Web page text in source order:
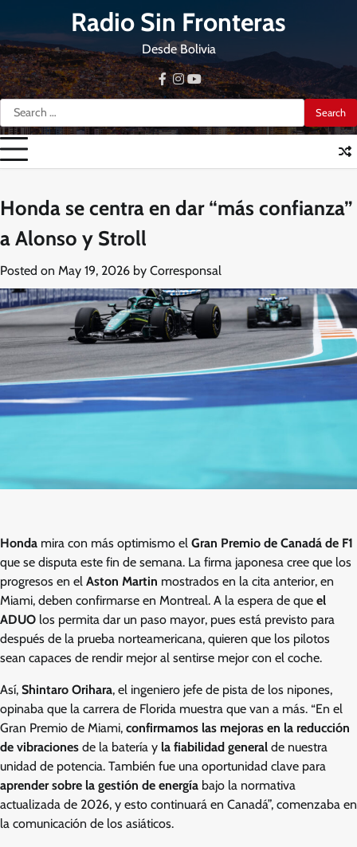
content
Radio Sin Fronteras
Desde Bolivia
Search
for:
facebook
instagram
youtube
Honda se centra en dar “más confianza”
a Alonso y Stroll
Posted on May 19, 2026 by Corresponsal
Honda mira con más optimismo el Gran Premio de Canadá de F1
que se disputa este fin de semana. La firma japonesa cree que los
progresos en el Aston Martin mostrados en la cita anterior, en
Miami, deben confirmarse en Montreal. A la espera de que el
ADUO los permita dar un paso mayor, pues está previsto para
después de la prueba norteamericana, quieren que los pilotos
sean capaces de rendir mejor al sentirse mejor con el coche.
Así, Shintaro Orihara, el ingeniero jefe de pista de los nipones,
opinaba que la carrera de Florida muestra que van a más. “En el
Gran Premio de Miami, confirmamos las mejoras en la reducción
de vibraciones de la batería y la fiabilidad general de nuestra
unidad de potencia. También fue una oportunidad clave para
aprender sobre la gestión de energía bajo la normativa
actualizada de 2026, y esto continuará en Canadá”, comenzaba en
la comunicación de los asiáticos.